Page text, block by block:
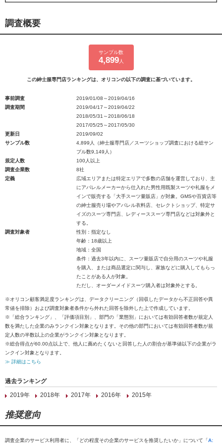
調査概要
サンプル数
4,899人
この紳士服専門店ランキングは、オリコンの以下の調査に基づいています。
事前調査
2019/01/08～2019/04/16
調査期間
2019/04/17～2019/04/22
2018/05/31～2018/06/18
2017/05/25～2017/05/30
更新日
2019/09/02
サンプル数
4,899人（紳士服専門店／スーツショップ調査における総サン
プル数9,149人）
規定人数
100人以上
調査企業数
8社
定義
広域エリアまたは特定エリアで多数の店舗を運営しており、主
にアパレルメーカーから仕入れた男性用既製スーツや礼服をメ
インで販売する「大手スーツ量販店」が対象。GMSや百貨店等
の紳士服売り場やアパレル衣料店、セレクトショップ、特定サ
イズのスーツ専門店、レディーススーツ専門店などは対象外と
する。
調査対象者
性別：指定なし
年齢：18歳以上
地域：全国
条件：過去3年以内に、スーツ量販店で自分用のスーツや礼服
を購入、または商品選定に関与し、家族などに購入してもらっ
たことがある人が対象。
ただし、オーダーメイドスーツ購入者は対象外とする。
※オリコン顧客満足度ランキングは、データクリーニング（回収したデータから不正回答や異
常値を排除）および調査対象者条件から外れた回答を除外した上で作成しています。
※「総合ランキング」、「評価項目別」、部門の「業態別」においては有効回答者数が規定人
数を満たした企業のみランクイン対象となります。その他の部門においては有効回答者数が規
定人数の半数以上の企業がランクイン対象となります。
※総合得点が60.00点以上で、他人に薦めたくないと回答した人の割合が基準値以下の企業がラ
ンクイン対象となります。
≫ 詳細はこちら
過去ランキング
2019年
2018年 2017年 2016年 2015年
推奨意向
調査企業のサービス利用者に、「どの程度その企業のサービスを推奨したいか」について「A: